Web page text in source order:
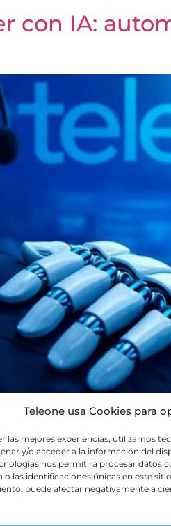
Teleone usa Cookies para
las mejores experiencias, utilizamos
y/o acceder a la información del
nos permitirá procesar datos
o las identificaciones únicas en este
puede afectar negativamente a
con IA:
Center con IA se ha
de recursos humanos.
permite […]